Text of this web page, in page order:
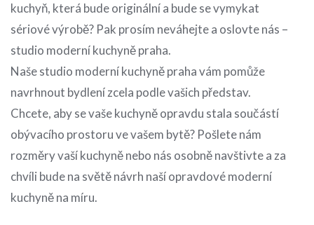
kuchyň, která bude originální a bude se vymykat
sériové výrobě? Pak prosím neváhejte a oslovte nás –
studio moderní kuchyně praha.
Naše studio moderní kuchyně prahavám pomůže
navrhnout bydlení zcela podle vašich představ.
Chcete, aby se vaše kuchyně opravdu stala součástí
obývacího prostoru ve vašem bytě? Pošlete nám
rozměry vaší kuchyně nebo nás osobně navštivte a za
chvíli bude na světě návrh naší opravdové moderní
kuchyně na míru.